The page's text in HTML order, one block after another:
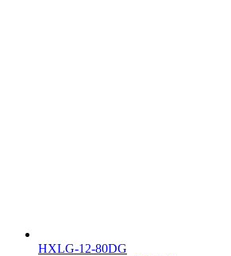
HXLG-12-80DG